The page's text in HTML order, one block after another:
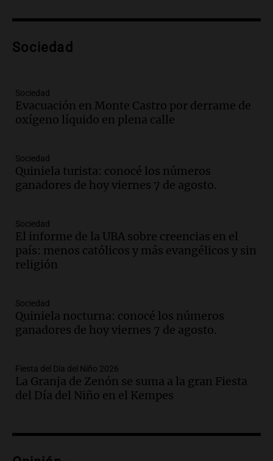
Audio.
Panorama Federal
Episodios
Audio.Denuncias por represión en el
Panorama Federal
Episodios
Audio. Río Gallegos reporta frío extremo
brigada aérea
Panorama Federal
Episodios
Audio.
Panorama Federal
Episodios
Aumento de tarifas de luz en San
regulación de la energía
Panorama Federal
Episodios
La Argentina, hoy
Sociedad
Sociedad
Evacuación en Monte Castro por derrame de
oxígeno líquido en plena calle
Sociedad
Quiniela turista: conocé los números
ganadores de hoy viernes 7 de agosto.
Sociedad
El informe de la UBA sobre creencias en el
país: menos católicos y más evangélicos y sin
religión
Sociedad
Quiniela nocturna: conocé los números
ganadores de hoy viernes 7 de agosto.
Fiesta del Día del Niño 2026
La Granja de Zenón se suma a la gran Fiesta
del Día del Niño en el Kempes